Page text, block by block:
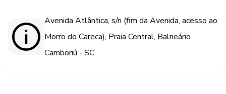
Avenida Atlântica, s/n (fim da Avenida, acesso ao
Morro do Careca), Praia Central, Balneário
Camboriú - SC.